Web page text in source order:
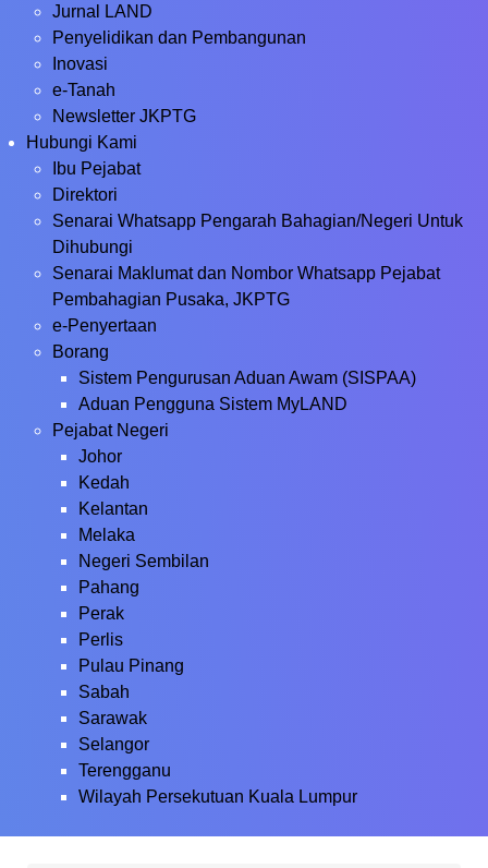
Jurnal LAND
Penyelidikan dan Pembangunan
Inovasi
e-Tanah
Newsletter JKPTG
Hubungi Kami
Ibu Pejabat
Direktori
Senarai Whatsapp Pengarah Bahagian/Negeri Untuk
Dihubungi
Senarai Maklumat dan Nombor Whatsapp Pejabat
Pembahagian Pusaka, JKPTG
e-Penyertaan
Borang
Sistem Pengurusan Aduan Awam (SISPAA)
Aduan Pengguna Sistem MyLAND
Pejabat Negeri
Johor
Kedah
Kelantan
Melaka
Negeri Sembilan
Pahang
Perak
Perlis
Pulau Pinang
Sabah
Sarawak
Selangor
Terengganu
Wilayah Persekutuan Kuala Lumpur